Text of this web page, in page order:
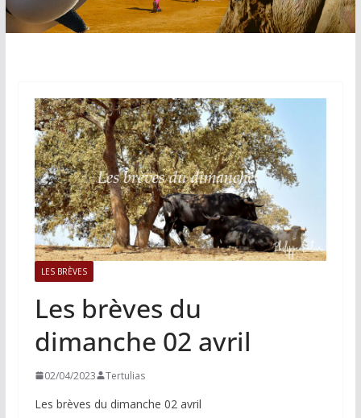
LES BRÈVES
Les brèves du
dimanche 02 avril
02/04/2023 Tertulias
Les brèves du dimanche 02 avril